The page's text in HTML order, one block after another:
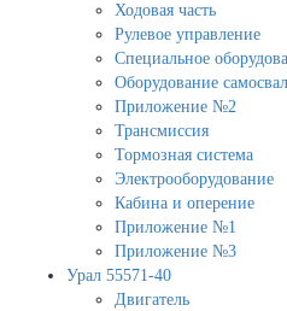
Ходовая часть
Рулевое управление
Специальное
Оборудование
Приложение №2
Трансмиссия
Тормозная система
Электрооборудование
Кабина и оперение
Приложение №1
Приложение №3
Урал 55571-40
Двигатель